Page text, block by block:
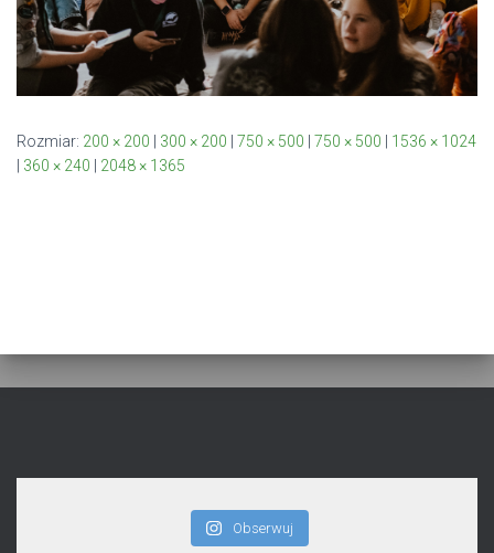
Rozmiar: 200 × 200 | 300 × 200 | 750 × 500 | 750 × 500 | 1536 × 1024
| 360 × 240 | 2048 × 1365
Obserwuj